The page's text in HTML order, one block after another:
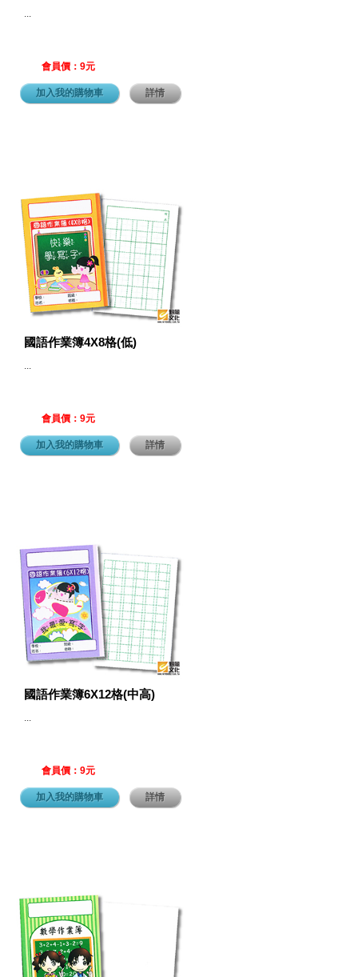
...
會員價：9元
加入我的購物車 詳情
國語作業簿4X8格(低)
...
會員價：9元
加入我的購物車 詳情
國語作業簿6X12格(中高)
...
會員價：9元
加入我的購物車 詳情